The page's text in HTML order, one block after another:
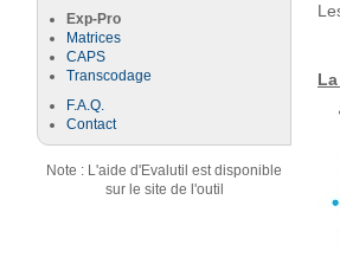
Exp-Pro
Matrices
CAPS
Transcodage
F.A.Q.
Contact
Note : L'aide d'Evalutil est disponible
sur le site de l'outil